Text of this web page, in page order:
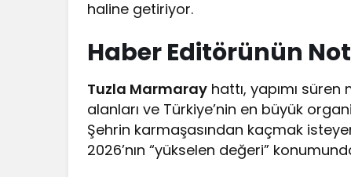
haline getiriyor.
Haber Editörünün
Tuzla Marmaray hattı, yapımı
alanları ve Türkiye’nin en büyük
Şehrin karmaşasından kaçmak
2026’nın “yükselen değeri”